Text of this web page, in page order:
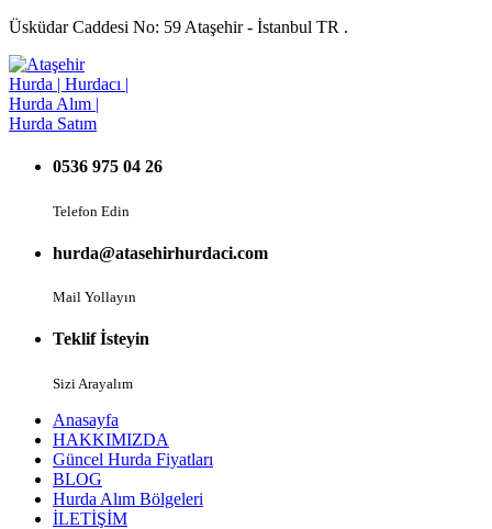
Üsküdar Caddesi No: 59 Ataşehir - İstanbul TR .
0536 975 04 26
Telefon Edin
hurda@atasehirhurdaci.com
Mail Yollayın
Teklif İsteyin
Sizi Arayalım
Anasayfa
HAKKIMIZDA
Güncel Hurda Fiyatları
BLOG
Hurda Alım Bölgeleri
İLETİŞİM